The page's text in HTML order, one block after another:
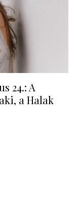
24.: A
a Halak